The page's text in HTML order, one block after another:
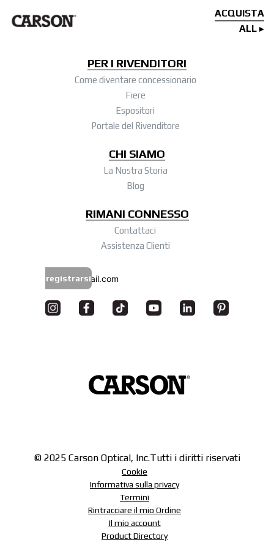
ACQUISTA
ALL
PER I RIVENDITORI
Come diventare concessionario
Fiere
Espositori
Portale del Rivenditore
CHI SIAMO
La Nostra Storia
Blog
RIMANI CONNESSO
Contattaci
Assistenza Clienti
registrarsi
© 2025 Carson Optical, Inc.Tutti i diritti riservati
Cookie
Informativa sulla privacy
Termini
Rintracciare il mio Ordine
Il mio account
Product Directory